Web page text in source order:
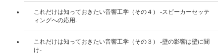
これだけは知っておきたい音響工学（その４） -スピーカーセッテ
ィングへの応用-
これだけは知っておきたい音響工学（その３） -壁の影響は壁に聞
け-